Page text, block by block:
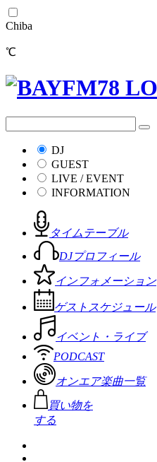
Chiba
℃
DJ
GUEST
LIVE / EVENT
INFORMATION
タイムテーブル
DJプロフィール
インフォメーション
ゲストスケジュール
イベント・ライブ
PODCAST
オンエア楽曲一覧
買い物を
する